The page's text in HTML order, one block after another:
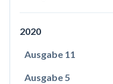
2020
Ausgabe 11
Ausgabe 5